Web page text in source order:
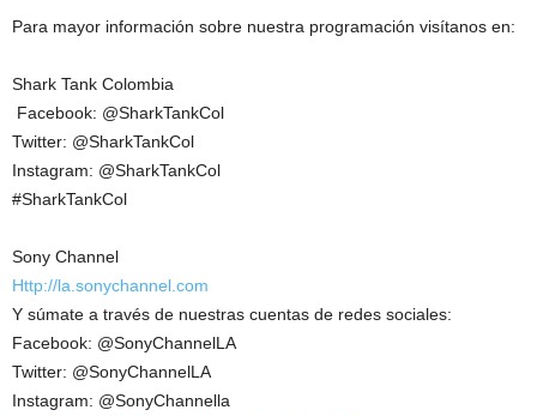
Para mayor información sobre nuestra programación visítanos en:
Shark Tank Colombia
Facebook: @SharkTankCol
Twitter: @SharkTankCol
Instagram: @SharkTankCol
#SharkTankCol
Sony Channel
Http://la.sonychannel.com
Y súmate a través de nuestras cuentas de redes sociales:
Facebook: @SonyChannelLA
Twitter: @SonyChannelLA
Instagram: @SonyChannella